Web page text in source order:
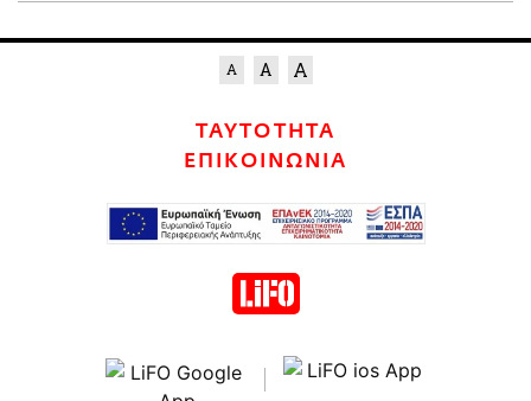
ΤΑΥΤΟΤΗΤΑ
ΕΠΙΚΟΙΝΩΝΙΑ